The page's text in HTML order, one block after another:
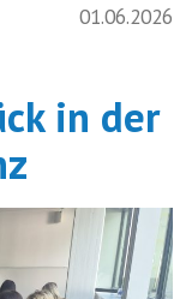
01.06.2026
in der